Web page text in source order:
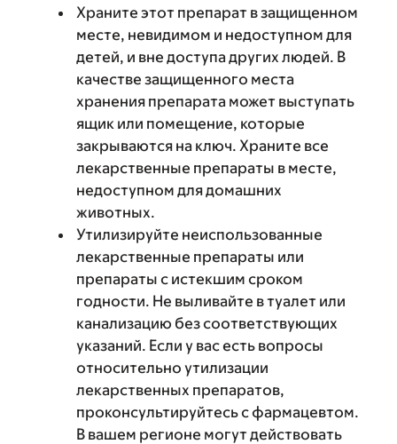
Храните этот препарат в защищенном
месте, невидимом и недоступном для
детей, и вне доступа других людей. В
качестве защищенного места
хранения препарата может выступать
ящик или помещение, которые
закрываются на ключ. Храните все
лекарственные препараты в месте,
недоступном для домашних
животных.
Утилизируйте неиспользованные
лекарственные препараты или
препараты с истекшим сроком
годности. Не выливайте в туалет или
канализацию без соответствующих
указаний. Если у вас есть вопросы
относительно утилизации
лекарственных препаратов,
проконсультируйтесь с фармацевтом.
В вашем регионе могут действовать